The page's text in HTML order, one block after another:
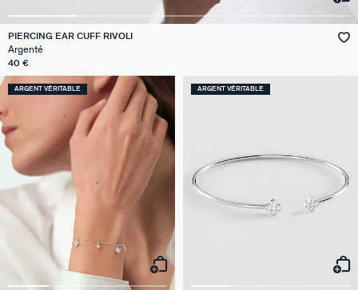
GÉNÉRATION AGATHA
SUR LA PEAU
PIERCING EAR CUFF RIVOLI
Argenté
40 €
ARGENT VÉRITABLE ARGENT VÉRITABLE